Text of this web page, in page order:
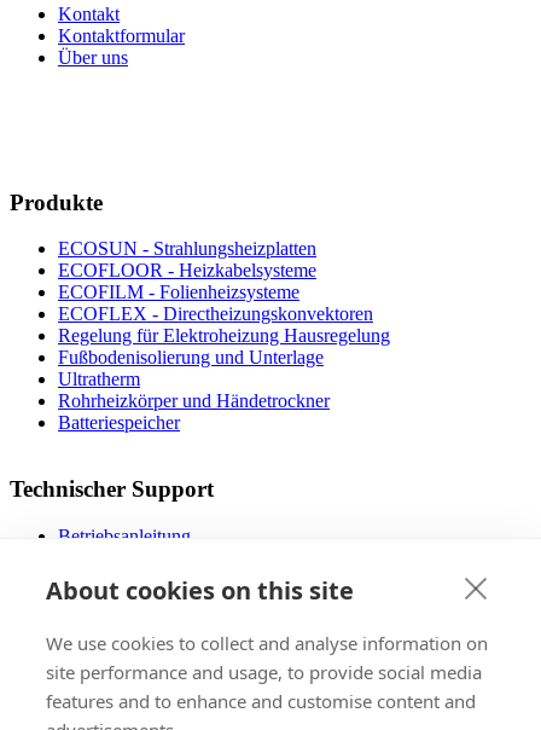
Kontakt
Kontaktformular
Über uns
Produkte
ECOSUN - Strahlungsheizplatten
ECOFLOOR - Heizkabelsysteme
ECOFILM - Folienheizsysteme
ECOFLEX - Directheizungskonvektoren
Regelung für Elektroheizung Hausregelung
Fußbodenisolierung und Unterlage
Ultratherm
Rohrheizkörper und Händetrockner
Batteriespeicher
Technischer Support
Betriebsanleitung
Designer Fußbodenheizung
Die operativen Kosten
Video mit dem Montagevorgang
Zertifizierungs
About cookies on this site
We use cookies to collect and analyse information on
site performance and usage, to provide social media
features and to enhance and customise content and